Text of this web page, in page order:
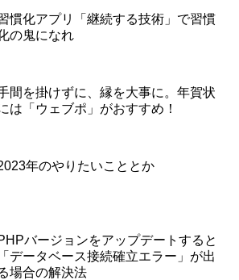
慣化アプリ「継続する技術」で習慣
の鬼になれ
間を掛けずに、縁を大事に。年賀状
は「ウェブポ」がおすすめ！
年のやりたいこととか
バージョンをアップデートすると
「データベース接続確立エラー」が出
場合の解決法